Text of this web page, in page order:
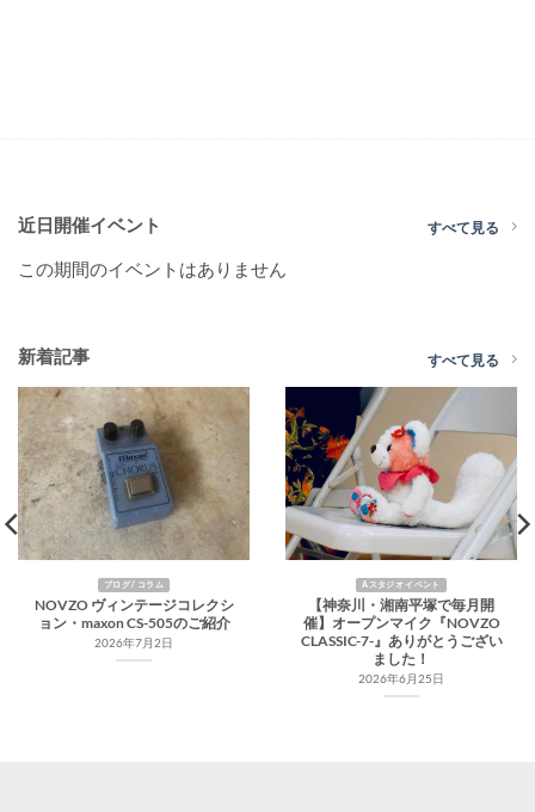
近日開催イベント すべて見る
この期間のイベントはありません
新着記事 すべて見る
ブログ / コラム
NOVZO ヴィンテージコレクシ
ョン・maxon CS-505のご紹介
2026年7月2日
Aスタジオ イベント
【神奈川・湘南平塚で毎月開
催】オープンマイク『NOVZO
CLASSIC-7-』ありがとうござい
ました！
2026年6月25日